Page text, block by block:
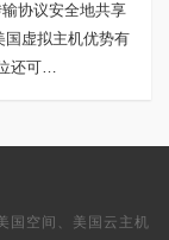
协议安全地共享
国虚拟主机优势有
还可…
国空间、美国云主机